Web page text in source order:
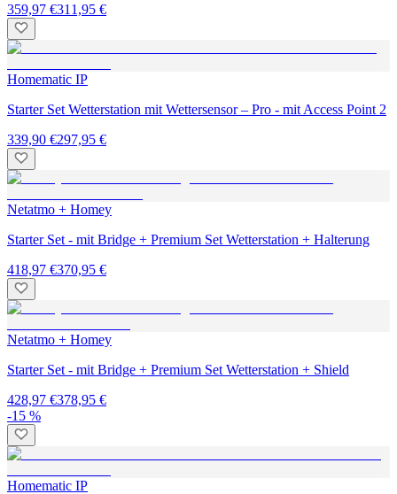
359,97 €311,95 €
Homematic IP
Starter Set Wetterstation mit Wettersensor – Pro - mit Access Point 2
339,90 €297,95 €
Netatmo + Homey
Starter Set - mit Bridge + Premium Set Wetterstation + Halterung
418,97 €370,95 €
Netatmo + Homey
Starter Set - mit Bridge + Premium Set Wetterstation + Shield
428,97 €378,95 €
-15 %
Homematic IP